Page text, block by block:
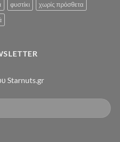
φυστίκι
χωρίς πρόσθετα
Starnuts.gr